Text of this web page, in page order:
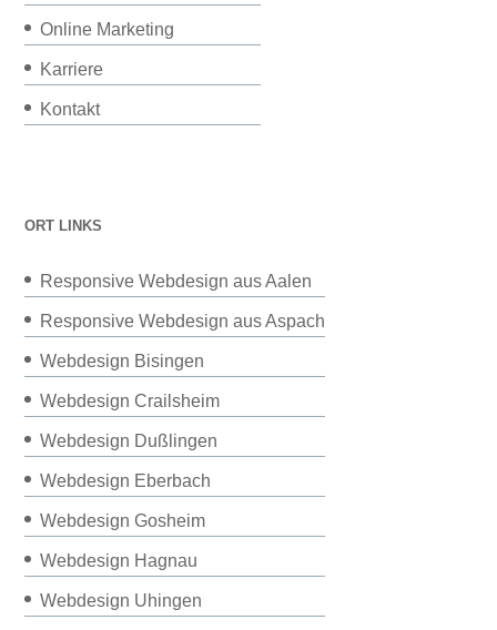
Online Marketing
Karriere
Kontakt
ORT LINKS
Responsive Webdesign aus Aalen
Responsive Webdesign aus Aspach
Webdesign Bisingen
Webdesign Crailsheim
Webdesign Dußlingen
Webdesign Eberbach
Webdesign Gosheim
Webdesign Hagnau
Webdesign Uhingen